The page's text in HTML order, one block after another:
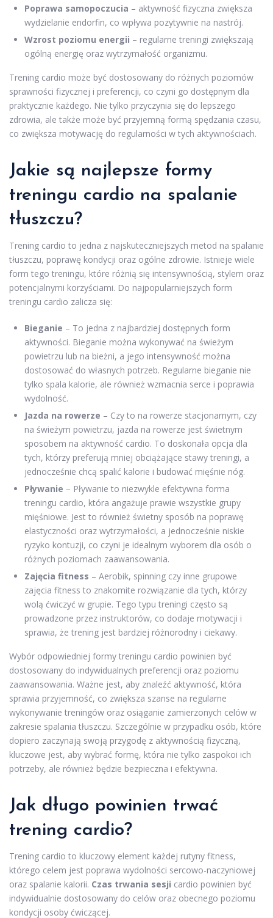
Poprawa samopoczucia – aktywność fizyczna zwiększa
wydzielanie endorfin, co wpływa pozytywnie na nastrój.
Wzrost poziomu energii – regularne treningi zwiększają
ogólną energię oraz wytrzymałość organizmu.
Trening cardio może być dostosowany do różnych poziomów
sprawności fizycznej i preferencji, co czyni go dostępnym dla
praktycznie każdego. Nie tylko przyczynia się do lepszego
zdrowia, ale także może być przyjemną formą spędzania czasu,
co zwiększa motywację do regularności w tych aktywnościach.
Jakie są najlepsze formy
treningu cardio na spalanie
tłuszczu?
Trening cardio to jedna z najskuteczniejszych metod na spalanie
tłuszczu, poprawę kondycji oraz ogólne zdrowie. Istnieje wiele
form tego treningu, które różnią się intensywnością, stylem oraz
potencjalnymi korzyściami. Do najpopularniejszych form
treningu cardio zalicza się:
Bieganie – To jedna z najbardziej dostępnych form
aktywności. Bieganie można wykonywać na świeżym
powietrzu lub na bieżni, a jego intensywność można
dostosować do własnych potrzeb. Regularne bieganie nie
tylko spala kalorie, ale również wzmacnia serce i poprawia
wydolność.
Jazda na rowerze – Czy to na rowerze stacjonarnym, czy
na świeżym powietrzu, jazda na rowerze jest świetnym
sposobem na aktywność cardio. To doskonała opcja dla
tych, którzy preferują mniej obciążające stawy treningi, a
jednocześnie chcą spalić kalorie i budować mięśnie nóg.
Pływanie – Pływanie to niezwykle efektywna forma
treningu cardio, która angażuje prawie wszystkie grupy
mięśniowe. Jest to również świetny sposób na poprawę
elastyczności oraz wytrzymałości, a jednocześnie niskie
ryzyko kontuzji, co czyni je idealnym wyborem dla osób o
różnych poziomach zaawansowania.
Zajęcia fitness – Aerobik, spinning czy inne grupowe
zajęcia fitness to znakomite rozwiązanie dla tych, którzy
wolą ćwiczyć w grupie. Tego typu treningi często są
prowadzone przez instruktorów, co dodaje motywacji i
sprawia, że trening jest bardziej różnorodny i ciekawy.
Wybór odpowiedniej formy treningu cardio powinien być
dostosowany do indywidualnych preferencji oraz poziomu
zaawansowania. Ważne jest, aby znaleźć aktywność, która
sprawia przyjemność, co zwiększa szanse na regularne
wykonywanie treningów oraz osiąganie zamierzonych celów w
zakresie spalania tłuszczu. Szczególnie w przypadku osób, które
dopiero zaczynają swoją przygodę z aktywnością fizyczną,
kluczowe jest, aby wybrać formę, która nie tylko zaspokoi ich
potrzeby, ale również będzie bezpieczna i efektywna.
Jak długo powinien trwać
trening cardio?
Trening cardio to kluczowy element każdej rutyny fitness,
którego celem jest poprawa wydolności sercowo-naczyniowej
oraz spalanie kalorii. Czas trwania sesji cardio powinien być
indywidualnie dostosowany do celów oraz obecnego poziomu
kondycji osoby ćwiczącej.